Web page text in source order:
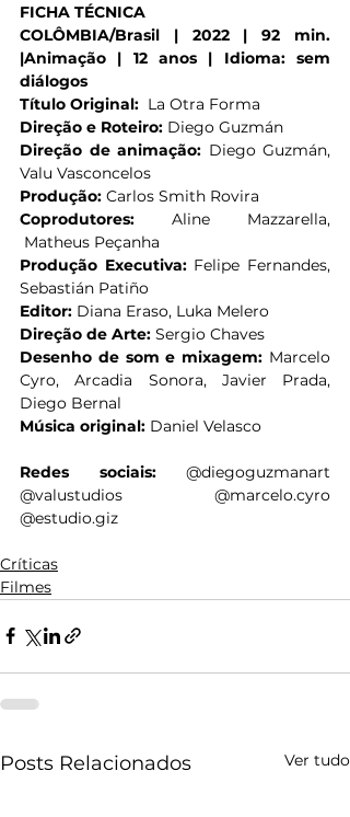
FICHA TÉCNICA
COLÔMBIA/Brasil | 2022 | 92 min.
|Animação | 12 anos | Idioma: sem
diálogos
Título Original: La Otra Forma
Direção e Roteiro: Diego Guzmán
Direção de animação: Diego Guzmán,
Valu Vasconcelos
Produção: Carlos Smith Rovira
Coprodutores: Aline Mazzarella,
Matheus Peçanha
Produção Executiva: Felipe Fernandes,
Sebastián Patiño
Editor: Diana Eraso, Luka Melero
Direção de Arte: Sergio Chaves
Desenho de som e mixagem: Marcelo
Cyro, Arcadia Sonora, Javier Prada,
Diego Bernal
Música original: Daniel Velasco
Redes sociais: @diegoguzmanart
@valustudios @marcelo.cyro
@estudio.giz
Críticas
Filmes
Posts Relacionados Ver tudo